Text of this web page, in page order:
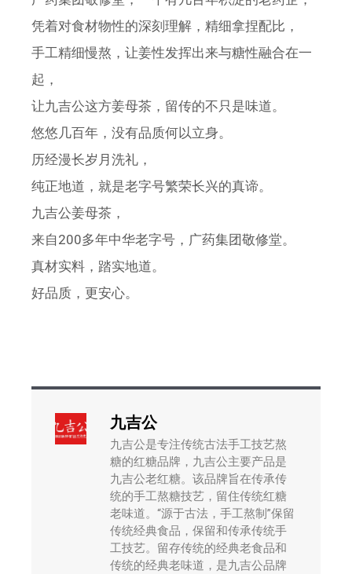
凭着对食材物性的深刻理解，精细拿捏配比，
手工精细慢熬，让姜性发挥出来与糖性融合在一
起，
让九吉公这方姜母茶，留传的不只是味道。
悠悠几百年，没有品质何以立身。
历经漫长岁月洗礼，
纯正地道，就是老字号繁荣长兴的真谛。
九吉公姜母茶，
来自200多年中华老字号，广药集团敬修堂。
真材实料，踏实地道。
好品质，更安心。
九吉公
九吉公是专注传统古法手工技艺熬
糖的红糖品牌，九吉公主要产品是
九吉公老红糖。该品牌旨在传承传
统的手工熬糖技艺，留住传统红糖
老味道。“源于古法，手工熬制”保留
传统经典食品，保留和传承传统手
工技艺。留存传统的经典老食品和
传统的经典老味道，是九吉公品牌